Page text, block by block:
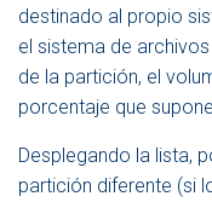
destinado al propio
el sistema de
de la partición, el
porcentaje que
Desplegando la lista,
partición diferente (si